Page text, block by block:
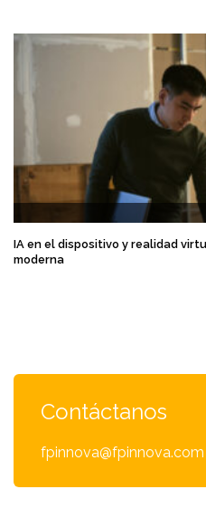
IA en el dispositivo y realidad
moderna
Contáctanos
fpinnova@fpinnova.com